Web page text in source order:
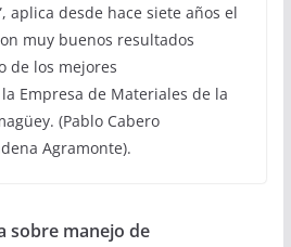
aplica desde hace siete años el
muy buenos resultados
de los mejores
Empresa de Materiales de la
(Pablo Cabero
Agramonte).
sobre manejo de